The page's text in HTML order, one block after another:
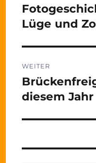
Vorheriger
Beitrag:
Lüge und
WEITER
Nächster
Beitrag:
diesem Jahr